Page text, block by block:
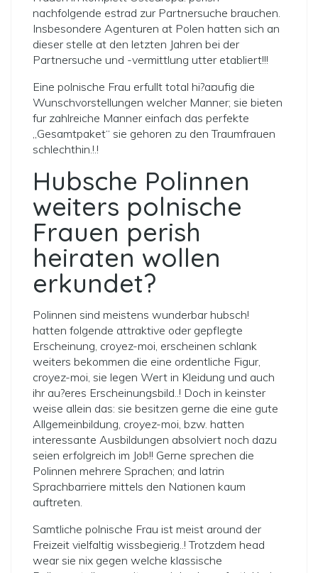
nachfolgende estrad zur Partnersuche brauchen.
Insbesondere Agenturen at Polen hatten sich an
dieser stelle at den letzten Jahren bei der
Partnersuche und -vermittlung utter etabliert!!!
Eine polnische Frau erfullt total hi?a¤ufig die
Wunschvorstellungen welcher Manner; sie bieten
fur zahlreiche Manner einfach das perfekte
„Gesamtpaket“ sie gehoren zu den Traumfrauen
schlechthin.!.!
Hubsche Polinnen
weiters polnische
Frauen perish
heiraten wollen
erkundet?
Polinnen sind meistens wunderbar hubsch!
hatten folgende attraktive oder gepflegte
Erscheinung, croyez-moi, erscheinen schlank
weiters bekommen die eine ordentliche Figur,
croyez-moi, sie legen Wert in Kleidung und auch
ihr au?eres Erscheinungsbild..! Doch in keinster
weise allein das: sie besitzen gerne die eine gute
Allgemeinbildung, croyez-moi, bzw. hatten
interessante Ausbildungen absolviert noch dazu
seien erfolgreich im Job!! Gerne sprechen die
Polinnen mehrere Sprachen; and latrin
Sprachbarriere mittels den Nationen kaum
auftreten.
Samtliche polnische Frau ist meist around der
Freizeit vielfaltig wissbegierig..! Trotzdem head
wear sie nix gegen welche klassische